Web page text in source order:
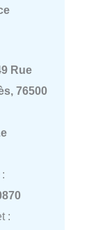
Rue
76500
: